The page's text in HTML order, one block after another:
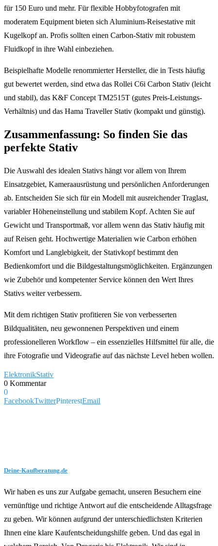
für 150 Euro und mehr. Für flexible Hobbyfotografen mit
moderatem Equipment bieten sich Aluminium-Reisestative mit
Kugelkopf an. Profis sollten einen Carbon-Stativ mit robustem
Fluidkopf in ihre Wahl einbeziehen.
Beispielhafte Modelle renommierter Hersteller, die in Tests häufig
gut bewertet werden, sind etwa das Rollei C6i Carbon Stativ (leicht
und stabil), das K&F Concept TM2515T (gutes Preis-Leistungs-
Verhältnis) und das Hama Traveller Stativ (kompakt und günstig).
Zusammenfassung: So finden Sie das
perfekte Stativ
Die Auswahl des idealen Stativs hängt vor allem von Ihrem
Einsatzgebiet, Kameraausrüstung und persönlichen Anforderungen
ab. Entscheiden Sie sich für ein Modell mit ausreichender Traglast,
variabler Höheneinstellung und stabilem Kopf. Achten Sie auf
Gewicht und Transportmaß, vor allem wenn das Stativ häufig mit
auf Reisen geht. Hochwertige Materialien wie Carbon erhöhen
Komfort und Langlebigkeit, der Stativkopf bestimmt den
Bedienkomfort und die Bildgestaltungsmöglichkeiten. Ergänzungen
wie Zubehör und kompetenter Service können den Wert Ihres
Stativs weiter verbessern.
Mit dem richtigen Stativ profitieren Sie von verbesserten
Bildqualitäten, neu gewonnenen Perspektiven und einem
professionelleren Workflow – ein essenzielles Hilfsmittel für alle, die
ihre Fotografie und Videografie auf das nächste Level heben wollen.
ElektronikStativ
0 Kommentar
0
FacebookTwitterPinterestEmail
Deine-Kaufberatung.de
Wir haben es uns zur Aufgabe gemacht, unseren Besuchern eine
vernünftige und richtige Antwort auf die entscheidende Alltagsfrage
zu geben. Wir können aufgrund der unterschiedlichsten Kriterien
Ihnen eine klare Kaufentscheidungshilfe geben. Und das egal in